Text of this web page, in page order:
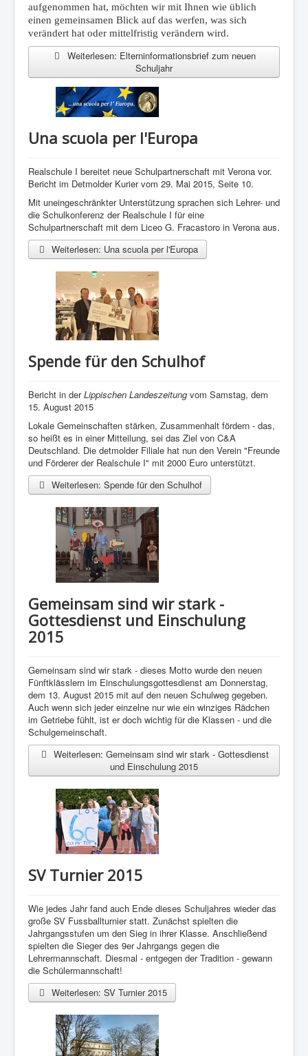
aufgenommen hat, möchten wir mit Ihnen wie üblich
einen gemeinsamen Blick auf das werfen, was sich
verändert hat oder mittelfristig verändern wird.
Weiterlesen: Elterninformationsbrief zum neuen
Schuljahr
Una scuola per l'Europa
Realschule I bereitet neue Schulpartnerschaft mit Verona vor.
Bericht im Detmolder Kurier vom 29. Mai 2015, Seite 10.
Mit uneingeschränkter Unterstützung sprachen sich Lehrer- und
die Schulkonferenz der Realschule I für eine
Schulpartnerschaft mit dem Liceo G. Fracastoro in Verona aus.
Weiterlesen: Una scuola per l'Europa
Spende für den Schulhof
Bericht in derLippischen Landeszeitung vom Samstag, dem
15. August 2015
Lokale Gemeinschaften stärken, Zusammenhalt fördern - das,
so heißt es in einer Mitteilung, sei das Ziel von C&A
Deutschland. Die detmolder Filiale hat nun den Verein "Freunde
und Förderer der Realschule I" mit 2000 Euro unterstützt.
Weiterlesen: Spende für den Schulhof
Gemeinsam sind wir stark -
Gottesdienst und Einschulung
2015
Gemeinsam sind wir stark - dieses Motto wurde den neuen
Fünftklässlern im Einschulungsgottesdienst am Donnerstag,
dem 13. August 2015 mit auf den neuen Schulweg gegeben.
Auch wenn sich jeder einzelne nur wie ein winziges Rädchen
im Getriebe fühlt, ist er doch wichtig für die Klassen - und die
Schulgemeinschaft.
Weiterlesen: Gemeinsam sind wir stark - Gottesdienst
und Einschulung 2015
SV Turnier 2015
Wie jedes Jahr fand auch Ende dieses Schuljahres wieder das
große SV Fussballturnier statt. Zunächst spielten die
Jahrgangsstufen um den Sieg in ihrer Klasse. Anschließend
spielten die Sieger des 9er Jahrgangs gegen die
Lehrermannschaft. Diesmal - entgegen der Tradition - gewann
die Schülermannschaft!
Weiterlesen: SV Turnier 2015